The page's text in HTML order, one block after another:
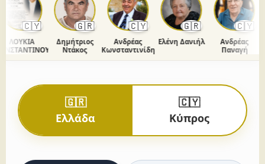
🇨🇾
ΛΟΥΚΙΑ
🇬🇷
Δημήτριος
Ντάκος
🇨🇾
Ανδρέας
Κωνσταντινίδης
🇬🇷
Ελένη Δανιήλ
🇨🇾
Ανδρέας
Παναγή
🇬🇷
Ελλάδα
🇨🇾
Κύπρος